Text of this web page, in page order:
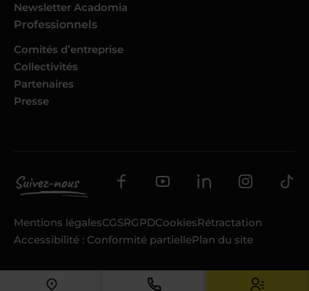
Newsletter Acadomia
Professionnels
Comités d’entreprise
Collectivités
Partenaires
Presse
Mentions légalesCGSRGPDCookiesRétractation
Accessibilité : Conformité partiellePlan du site